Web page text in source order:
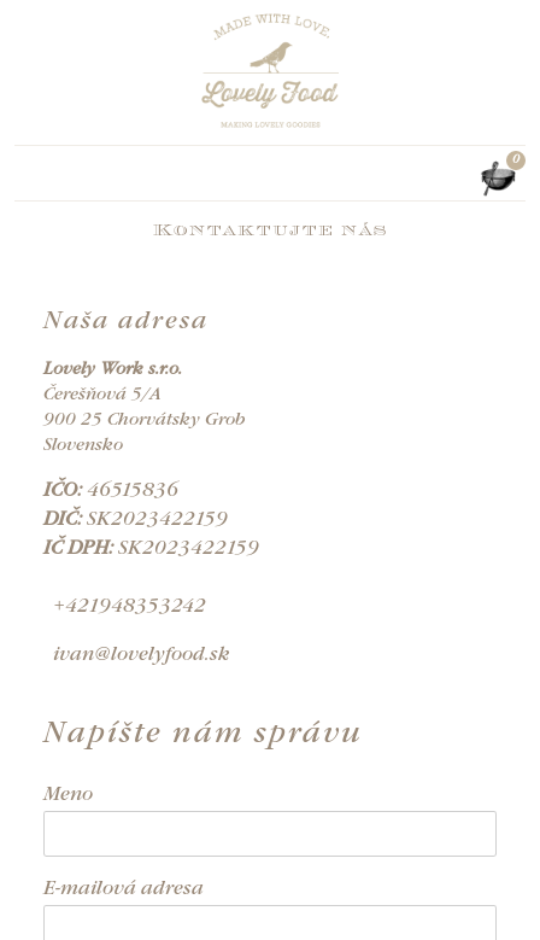
0
Kontaktujte nás
Naša adresa
Lovely Work s.r.o.
Čerešňová 5/A
900 25 Chorvátsky Grob
Slovensko
IČO:46515836
DIČ:SK2023422159
IČ DPH:SK2023422159
+421948353242
ivan@lovelyfood.sk
Napíšte nám správu
Meno
E-mailová adresa